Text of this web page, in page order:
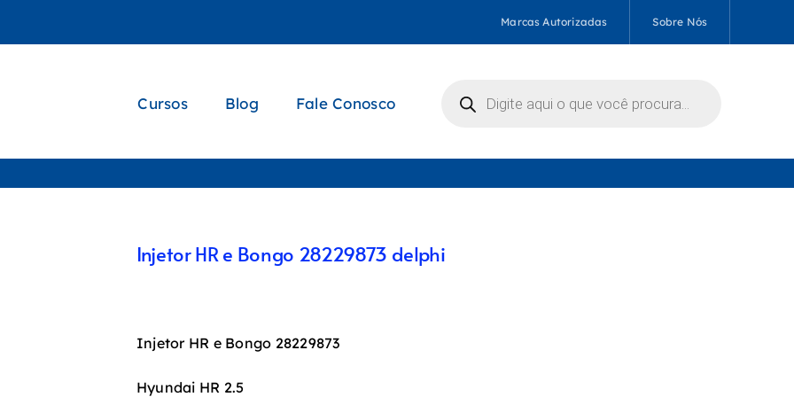
Marcas Autorizadas Sobre Nós
Cursos Blog Fale Conosco
produtos
Injetor HR e Bongo 28229873 delphi
Injetor HR e Bongo 28229873
Hyundai HR 2.5